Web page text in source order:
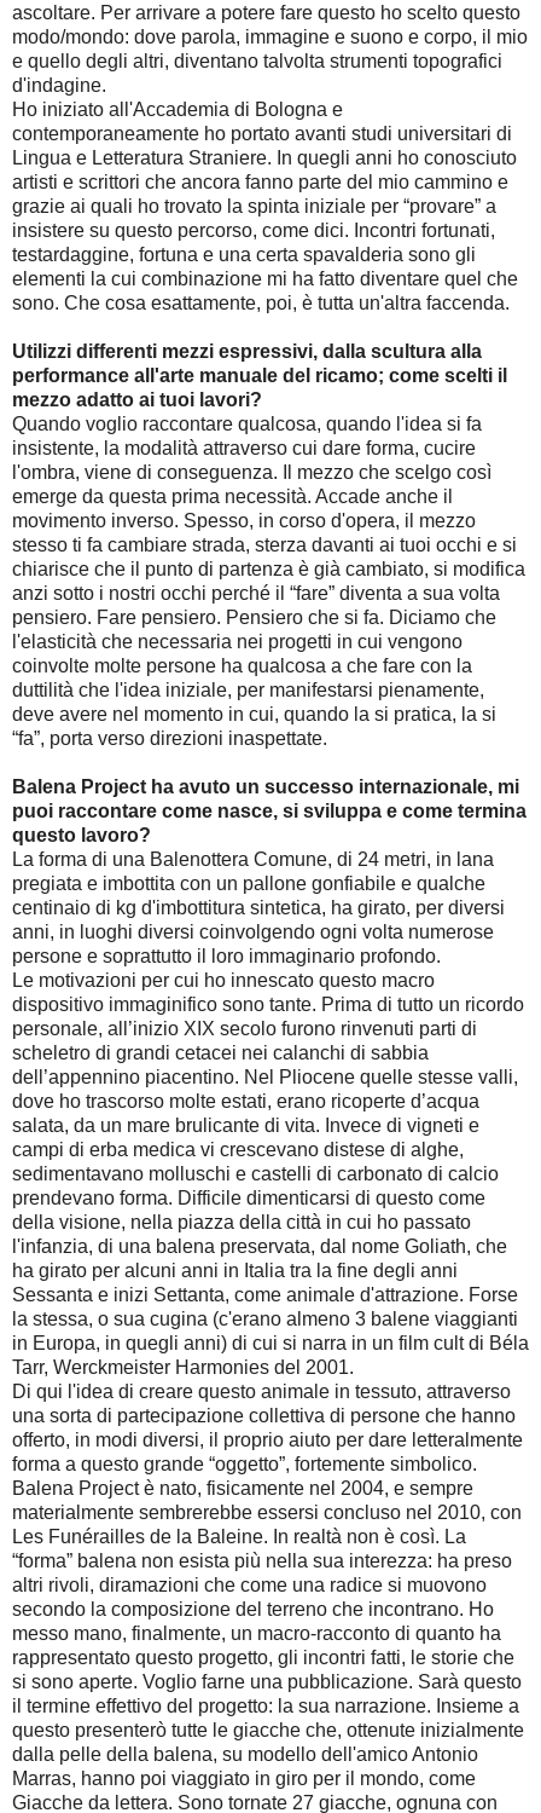
ascoltare. Per arrivare a potere fare questo ho scelto questo
modo/mondo: dove parola, immagine e suono e corpo, il mio
e quello degli altri, diventano talvolta strumenti topografici
d'indagine.
Ho iniziato all'Accademia di Bologna e
contemporaneamente ho portato avanti studi universitari di
Lingua e Letteratura Straniere. In quegli anni ho conosciuto
artisti e scrittori che ancora fanno parte del mio cammino e
grazie ai quali ho trovato la spinta iniziale per “provare” a
insistere su questo percorso, come dici. Incontri fortunati,
testardaggine, fortuna e una certa spavalderia sono gli
elementi la cui combinazione mi ha fatto diventare quel che
sono. Che cosa esattamente, poi, è tutta un'altra faccenda.
Utilizzi differenti mezzi espressivi, dalla scultura alla
performance all'arte manuale del ricamo; come scelti il
mezzo adatto ai tuoi lavori?
Quando voglio raccontare qualcosa, quando l'idea si fa
insistente, la modalità attraverso cui dare forma, cucire
l'ombra, viene di conseguenza. Il mezzo che scelgo così
emerge da questa prima necessità. Accade anche il
movimento inverso. Spesso, in corso d'opera, il mezzo
stesso ti fa cambiare strada, sterza davanti ai tuoi occhi e si
chiarisce che il punto di partenza è già cambiato, si modifica
anzi sotto i nostri occhi perché il “fare” diventa a sua volta
pensiero. Fare pensiero. Pensiero che si fa. Diciamo che
l'elasticità che necessaria nei progetti in cui vengono
coinvolte molte persone ha qualcosa a che fare con la
duttilità che l'idea iniziale, per manifestarsi pienamente,
deve avere nel momento in cui, quando la si pratica, la si
“fa”, porta verso direzioni inaspettate.
Balena Project ha avuto un successo internazionale, mi
puoi raccontare come nasce, si sviluppa e come termina
questo lavoro?
La forma di una Balenottera Comune, di 24 metri, in lana
pregiata e imbottita con un pallone gonfiabile e qualche
centinaio di kg d'imbottitura sintetica, ha girato, per diversi
anni, in luoghi diversi coinvolgendo ogni volta numerose
persone e soprattutto il loro immaginario profondo.
Le motivazioni per cui ho innescato questo macro
dispositivo immaginifico sono tante. Prima di tutto un ricordo
personale, all’inizio XIX secolo furono rinvenuti parti di
scheletro di grandi cetacei nei calanchi di sabbia
dell’appennino piacentino. Nel Pliocene quelle stesse valli,
dove ho trascorso molte estati, erano ricoperte d’acqua
salata, da un mare brulicante di vita. Invece di vigneti e
campi di erba medica vi crescevano distese di alghe,
sedimentavano molluschi e castelli di carbonato di calcio
prendevano forma. Difficile dimenticarsi di questo come
della visione, nella piazza della città in cui ho passato
l'infanzia, di una balena preservata, dal nome Goliath, che
ha girato per alcuni anni in Italia tra la fine degli anni
Sessanta e inizi Settanta, come animale d'attrazione. Forse
la stessa, o sua cugina (c'erano almeno 3 balene viaggianti
in Europa, in quegli anni) di cui si narra in un film cult di Béla
Tarr, Werckmeister Harmonies del 2001.
Di qui l'idea di creare questo animale in tessuto, attraverso
una sorta di partecipazione collettiva di persone che hanno
offerto, in modi diversi, il proprio aiuto per dare letteralmente
forma a questo grande “oggetto”, fortemente simbolico.
Balena Project è nato, fisicamente nel 2004, e sempre
materialmente sembrerebbe essersi concluso nel 2010, con
Les Funérailles de la Baleine. In realtà non è così. La
“forma” balena non esista più nella sua interezza: ha preso
altri rivoli, diramazioni che come una radice si muovono
secondo la composizione del terreno che incontrano. Ho
messo mano, finalmente, un macro-racconto di quanto ha
rappresentato questo progetto, gli incontri fatti, le storie che
si sono aperte. Voglio farne una pubblicazione. Sarà questo
il termine effettivo del progetto: la sua narrazione. Insieme a
questo presenterò tutte le giacche che, ottenute inizialmente
dalla pelle della balena, su modello dell'amico Antonio
Marras, hanno poi viaggiato in giro per il mondo, come
Giacche da lettera. Sono tornate 27 giacche, ognuna con